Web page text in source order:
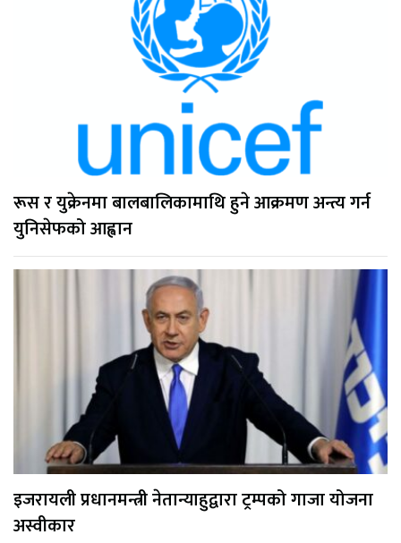
रूस र युक्रेनमा बालबालिकामाथि हुने आक्रमण अन्त्य गर्न
युनिसेफको आह्वान
इजरायली प्रधानमन्त्री नेतान्याहुद्वारा ट्रम्पको गाजा योजना
अस्वीकार